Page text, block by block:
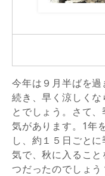
今年は９月半ばを
続き、早く涼しく
とでしょう。さて
気があります。1年
し、約１５日ごと
気で、秋に入るこ
つだったのでしょ